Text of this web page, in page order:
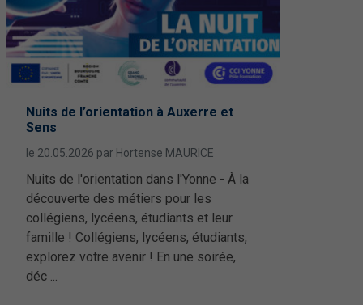
salle Saint-Bris
/semaine
46 €HT
Location salle
DURÉE
½ journée /journée /
TARIF
À partir de
octobre
– CSE référent
« CSE, référent harcèlement »
octobre 2026, à Auxerre (105 rue
Mignottes).Une formation
afin de comprendre, prévenir
efficacement face au harcèlement
Nuits de l’orientation à Auxerre et
Sens
le 20.05.2026 par Hortense MAURICE
Nuits de l'orientation dans l'Yonne - À la
découverte des métiers pour les
collégiens, lycéens, étudiants et leur
famille ! Collégiens, lycéens, étudiants,
explorez votre avenir ! En une soirée,
déc ...